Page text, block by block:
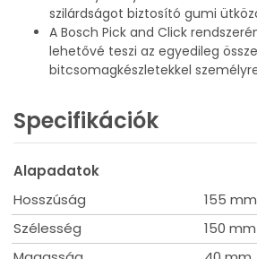
szilárdságot biztosító gumi
A Bosch Pick and Click
lehetővé teszi az egyedileg
bitcsomagkészletekkel
Specifikációk
Alapadatok
Hosszúság
155 mm
Szélesség
150 mm